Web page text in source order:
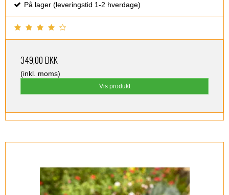
På lager (leveringstid 1-2 hverdage)
349,00 DKK
(inkl. moms)
Vis produkt